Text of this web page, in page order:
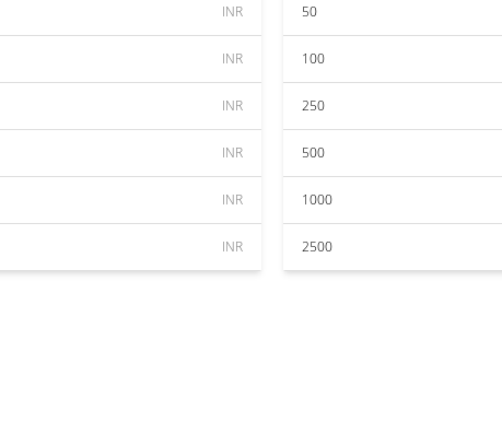
INR
INR
INR
INR
INR
INR
50
100
250
500
1000
2500